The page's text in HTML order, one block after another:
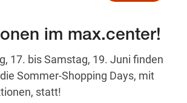
im max.center!
17. bis Samstag, 19. Juni finden
Sommer-Shopping Days, mit
statt!